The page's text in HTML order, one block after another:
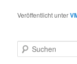
Veröffentlicht unter
Suchen